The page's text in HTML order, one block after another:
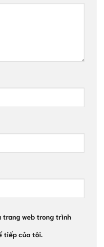
trang web trong trình
tiếp của tôi.